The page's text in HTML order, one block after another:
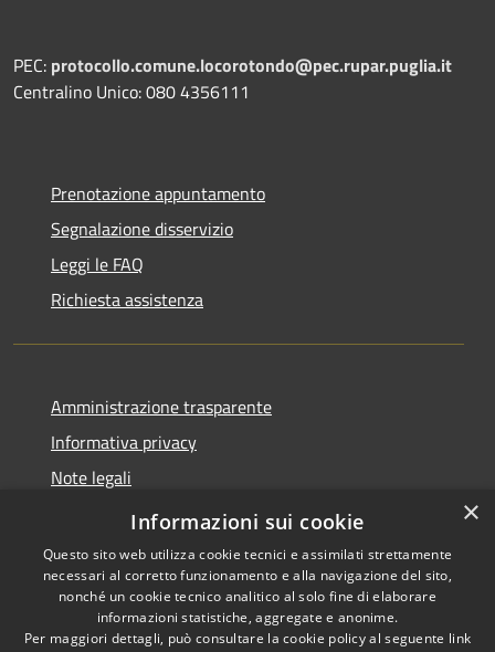
PEC: protocollo.comune.locorotondo@pec.rupar.puglia.it
Centralino Unico: 080 4356111
Prenotazione appuntamento
Segnalazione disservizio
Leggi le FAQ
Richiesta assistenza
Amministrazione trasparente
Informativa privacy
Note legali
Dichiarazione di accessibilità
Copyright © 2026 • Comune di
×
Informazioni sui cookie
Questo sito web utilizza cookie tecnici e assimilati strettamente
necessari al corretto funzionamento e alla navigazione del sito,
nonché un cookie tecnico analitico al solo fine di elaborare
informazioni statistiche, aggregate e anonime.
Per maggiori dettagli, può consultare la cookie policy al seguente link